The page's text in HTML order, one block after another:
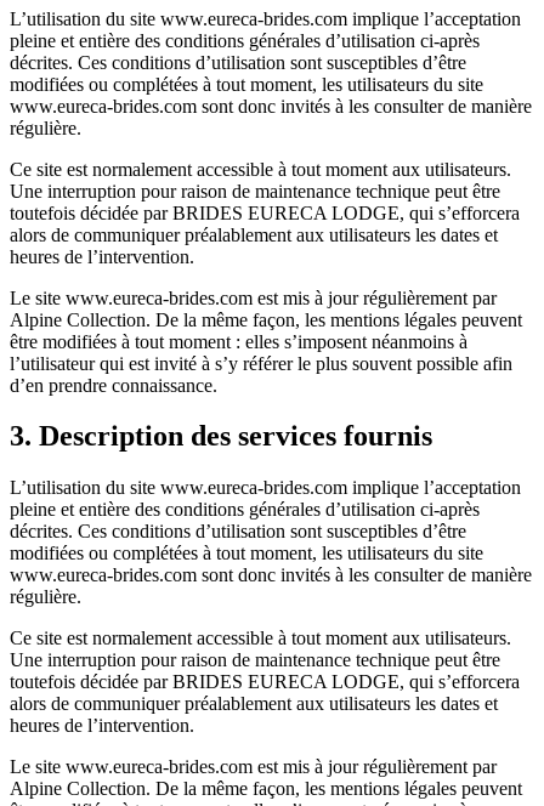
L’utilisation du site www.eureca-brides.com implique l’acceptation
pleine et entière des conditions générales d’utilisation ci-après
décrites. Ces conditions d’utilisation sont susceptibles d’être
modifiées ou complétées à tout moment, les utilisateurs du site
www.eureca-brides.com sont donc invités à les consulter de manière
régulière.
Ce site est normalement accessible à tout moment aux utilisateurs.
Une interruption pour raison de maintenance technique peut être
toutefois décidée par BRIDES EURECA LODGE, qui s’efforcera
alors de communiquer préalablement aux utilisateurs les dates et
heures de l’intervention.
Le site www.eureca-brides.com est mis à jour régulièrement par
Alpine Collection. De la même façon, les mentions légales peuvent
être modifiées à tout moment : elles s’imposent néanmoins à
l’utilisateur qui est invité à s’y référer le plus souvent possible afin
d’en prendre connaissance.
3. Description des services fournis
L’utilisation du site www.eureca-brides.com implique l’acceptation
pleine et entière des conditions générales d’utilisation ci-après
décrites. Ces conditions d’utilisation sont susceptibles d’être
modifiées ou complétées à tout moment, les utilisateurs du site
www.eureca-brides.com sont donc invités à les consulter de manière
régulière.
Ce site est normalement accessible à tout moment aux utilisateurs.
Une interruption pour raison de maintenance technique peut être
toutefois décidée par BRIDES EURECA LODGE, qui s’efforcera
alors de communiquer préalablement aux utilisateurs les dates et
heures de l’intervention.
Le site www.eureca-brides.com est mis à jour régulièrement par
Alpine Collection. De la même façon, les mentions légales peuvent